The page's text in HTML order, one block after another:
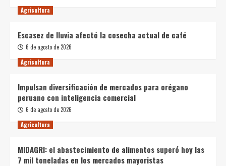
Agricultura
Escasez de lluvia afectó la cosecha actual de café
6 de agosto de 2026
Agricultura
Impulsan diversificación de mercados para orégano
peruano con inteligencia comercial
6 de agosto de 2026
Agricultura
MIDAGRI: el abastecimiento de alimentos superó hoy las
7 mil toneladas en los mercados mayoristas